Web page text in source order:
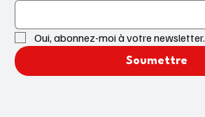
Oui, abonnez-moi à votre newsletter.
Soumettre